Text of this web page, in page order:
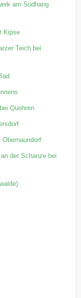
am Südhang
Kipse
Teich bei
Quohren
Obernaundorf
der Schanze bei